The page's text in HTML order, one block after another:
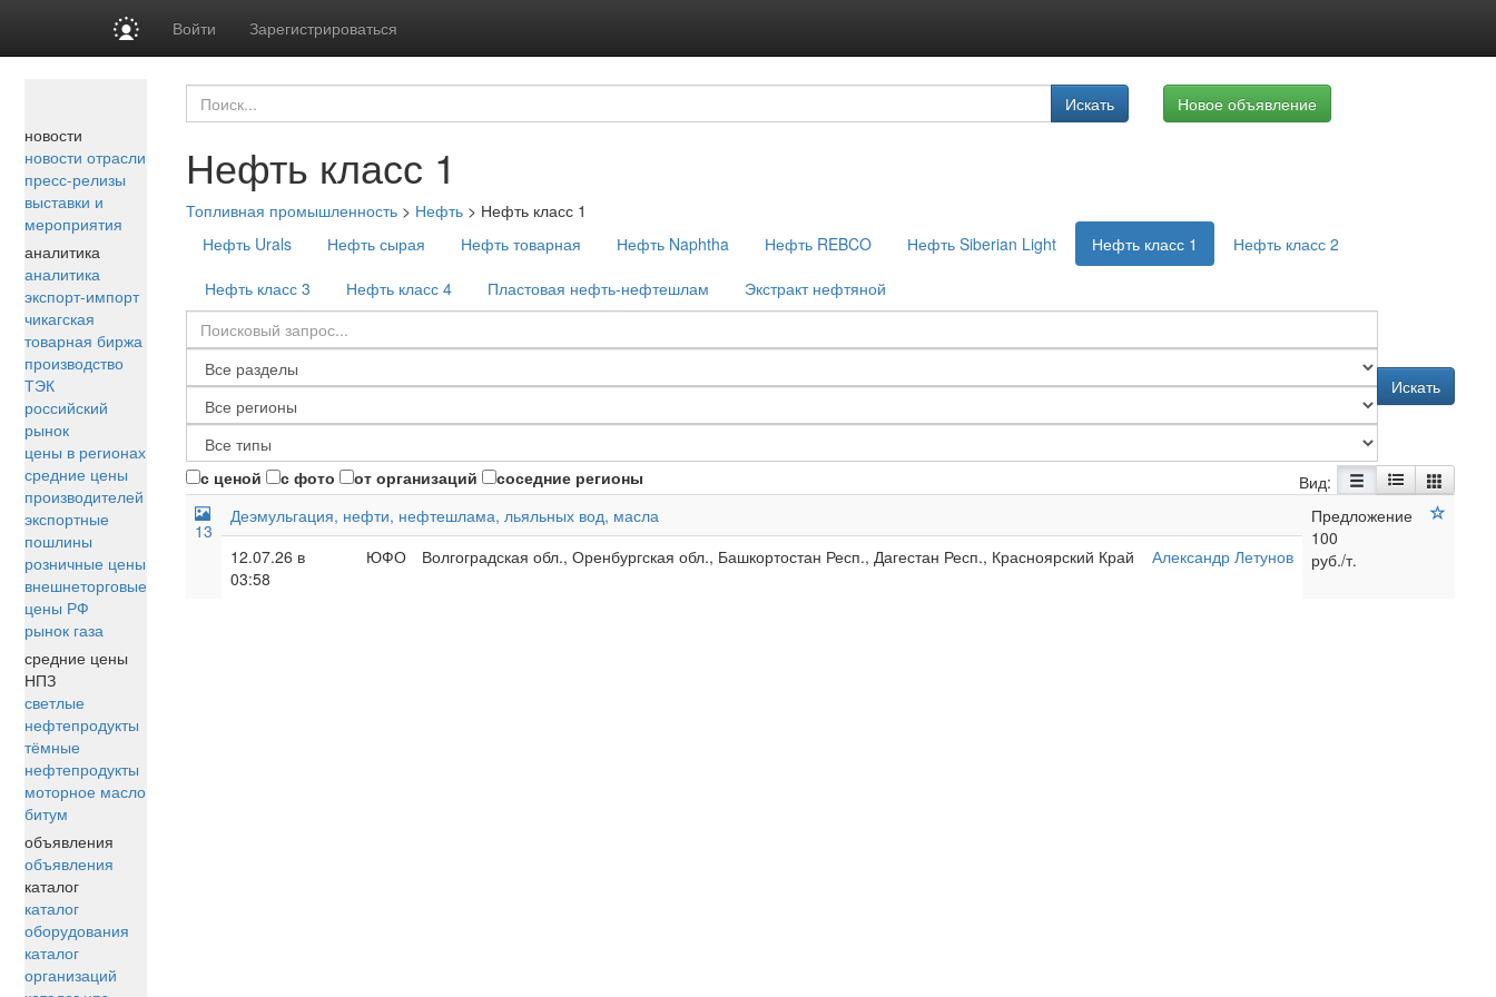
Войти Зарегистрироваться
новости
новости отрасли
пресс-релизы
выставки и
мероприятия
аналитика
аналитика
экспорт-импорт
чикагская
товарная биржа
производство
ТЭК
российский
рынок
цены в регионах
средние цены
производителей
экспортные
пошлины
розничные цены
внешнеторговые
цены РФ
рынок газа
средние цены
НПЗ
светлые
нефтепродукты
тёмные
нефтепродукты
моторное масло
битум
объявления
объявления
каталог
каталог
оборудования
каталог
организаций
Искать Новое объявление
Нефть класс 1
Топливная промышленность > Нефть > Нефть класс 1
Нефть Urals
Нефть сырая Нефть товарная Нефть Naphtha Нефть REBCO Нефть Siberian Light Нефть класс 1
Нефть класс 2
Нефть класс 3
Нефть класс 4 Пластовая нефть-нефтешлам Экстракт нефтяной
Искать
с ценой с фото от организаций соседние регионы Вид:
13
Деэмульгация, нефти, нефтешлама, льяльных вод, масла
Предложение
100
руб./т.
12.07.26 в
03:58
ЮФО Волгоградская обл., Оренбургская обл., Башкортостан Респ., Дагестан Респ., Красноярский Край Александр Летунов